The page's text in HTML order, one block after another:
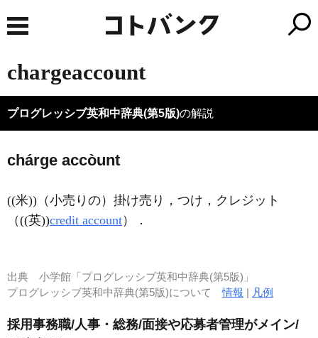
chargeaccount
プログレッシブ英和中辞典(第5版)の解説
chárge accòunt
((米))（小売りの）掛け売り，つけ，クレジット
（((英))credit account） ．
出典 小学館「プログレッシブ英和中辞典(第5版)」
プログレッシブ英和中辞典(第5版)について情報 | 凡例
採用事務職/人事・総務/面接や応募者管理がメイン/